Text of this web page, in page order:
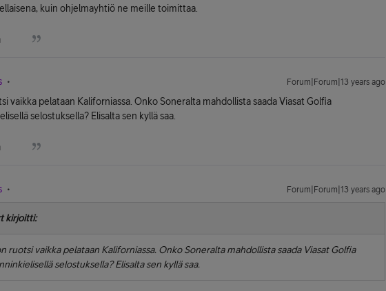
kuin ohjelmayhtiö ne meille toimittaa.
Forum|Forum|13 years ago
vaikka pelataan Kaliforniassa. Onko Soneralta mahdollista saada Viasat Golfia
selostuksella? Elisalta sen kyllä saa.
Forum|Forum|13 years ago
kirjoitti:
ruotsi vaikka pelataan Kaliforniassa. Onko Soneralta mahdollista saada Viasat Golfia
selostuksella? Elisalta sen kyllä saa.